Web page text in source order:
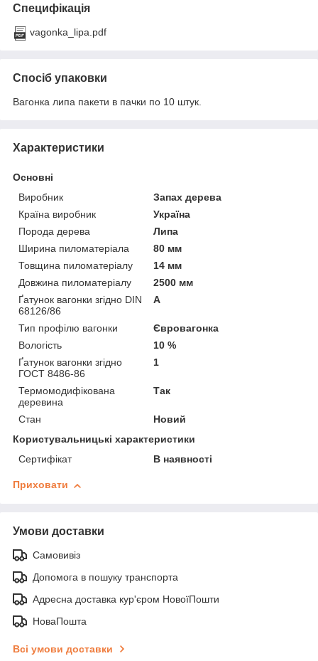
Специфікація
vagonka_lipa.pdf
Спосіб упаковки
Вагонка липа пакети в пачки по 10 штук.
Характеристики
Основні
Виробник
Запах дерева
Країна виробник
Україна
Порода дерева
Липа
Ширина пиломатеріала
80 мм
Товщина пиломатеріалу
14 мм
Довжина пиломатеріалу
2500 мм
Ґатунок вагонки згідно DIN
68126/86
А
Тип профілю вагонки
Євровагонка
Вологість
10 %
Ґатунок вагонки згідно
ГОСТ 8486-86
1
Термомодифікована
деревина
Так
Стан
Новий
Користувальницькі характеристики
Сертифікат
В наявності
Приховати
Умови доставки
Самовивіз
Допомога в пошуку транспорта
Адресна доставка кур'єром НовоїПошти
НоваПошта
Всі умови доставки